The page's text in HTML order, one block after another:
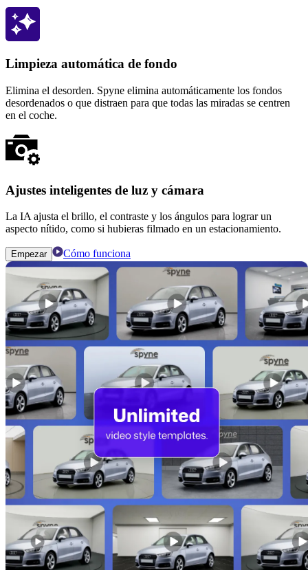
Limpieza automática de fondo
Elimina el desorden. Spyne elimina automáticamente los fondos
desordenados o que distraen para que todas las miradas se centren
en el coche.
Ajustes inteligentes de luz y cámara
La IA ajusta el brillo, el contraste y los ángulos para lograr un
aspecto nítido, como si hubieras filmado en un estacionamiento.
Empezar Cómo funciona